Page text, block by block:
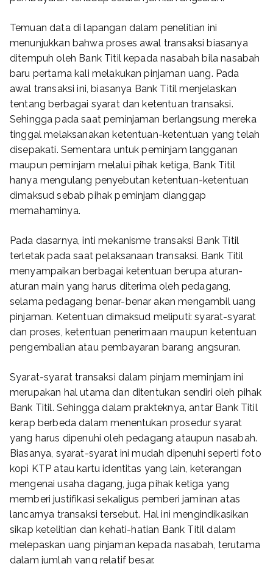
Temuan data di lapangan dalam penelitian ini
menunjukkan bahwa proses awal transaksi biasanya
ditempuh oleh Bank Titil kepada nasabah bila nasabah
baru pertama kali melakukan pinjaman uang. Pada
awal transaksi ini, biasanya Bank Titil menjelaskan
tentang berbagai syarat dan ketentuan transaksi.
Sehingga pada saat peminjaman berlangsung mereka
tinggal melaksanakan ketentuan-ketentuan yang telah
disepakati. Sementara untuk peminjam langganan
maupun peminjam melalui pihak ketiga, Bank Titil
hanya mengulang penyebutan ketentuan-ketentuan
dimaksud sebab pihak peminjam dianggap
memahaminya.
Pada dasarnya, inti mekanisme transaksi Bank Titil
terletak pada saat pelaksanaan transaksi. Bank Titil
menyampaikan berbagai ketentuan berupa aturan-
aturan main yang harus diterima oleh pedagang,
selama pedagang benar-benar akan mengambil uang
pinjaman. Ketentuan dimaksud meliputi: syarat-syarat
dan proses, ketentuan penerimaan maupun ketentuan
pengembalian atau pembayaran barang angsuran.
Syarat-syarat transaksi dalam pinjam meminjam ini
merupakan hal utama dan ditentukan sendiri oleh pihak
Bank Titil. Sehingga dalam prakteknya, antar Bank Titil
kerap berbeda dalam menentukan prosedur syarat
yang harus dipenuhi oleh pedagang ataupun nasabah.
Biasanya, syarat-syarat ini mudah dipenuhi seperti foto
kopi KTP atau kartu identitas yang lain, keterangan
mengenai usaha dagang, juga pihak ketiga yang
memberi justifikasi sekaligus pemberi jaminan atas
lancarnya transaksi tersebut. Hal ini mengindikasikan
sikap ketelitian dan kehati-hatian Bank Titil dalam
melepaskan uang pinjaman kepada nasabah, terutama
dalam jumlah yang relatif besar.